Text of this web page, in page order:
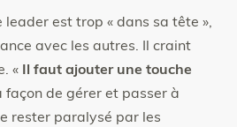
leader est trop « dans sa tête »,
avec les autres. Il craint
«
Il faut ajouter une touche
façon de gérer et passer à
rester paralysé par les